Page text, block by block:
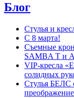
Блог
Стулья и
С 8 марта!
Съемные
SAMBA T и
VIP-кресла
солидных
Стулья БЕЛС